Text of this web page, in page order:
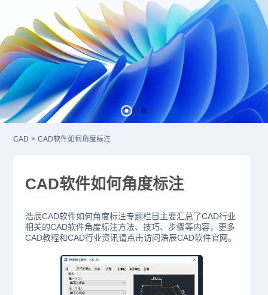
CAD > CAD软件如何角度标注
CAD软件如何角度标注
浩辰CAD软件如何角度标注专题栏目主要汇总了CAD行业
相关的CAD软件角度标注方法、技巧、步骤等内容，更多
CAD教程和CAD行业资讯请点击访问浩辰CAD软件官网。